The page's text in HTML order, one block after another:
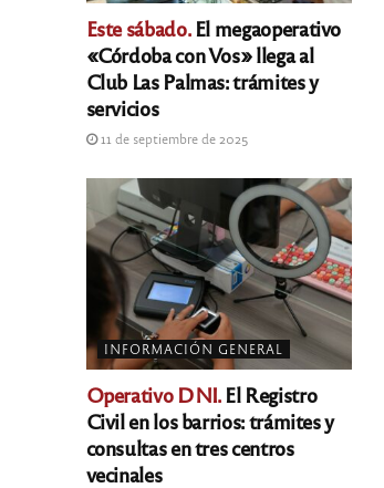
Este sábado.El megaoperativo
«Córdoba con Vos» llega al
Club Las Palmas: trámites y
servicios
11 de septiembre de 2025
INFORMACIÓN GENERAL
Operativo DNI.El Registro
Civil en los barrios: trámites y
consultas en tres centros
vecinales